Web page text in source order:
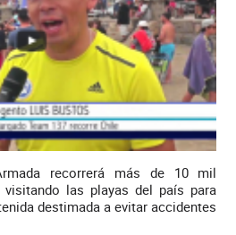
recorrerá más de 10 mil
las playas del país para
destimada a evitar accidentes